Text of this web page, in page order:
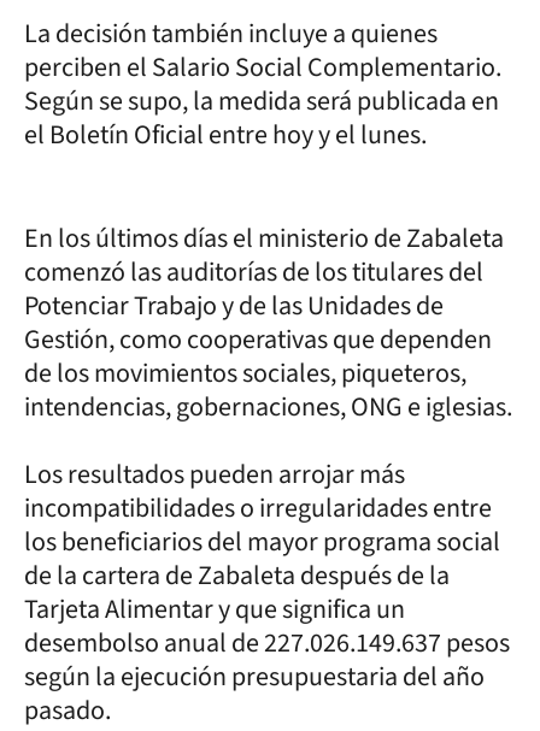
La decisión también incluye a quienes
perciben el Salario Social Complementario.
Según se supo, la medida será publicada en
el Boletín Oficial entre hoy y el lunes.
En los últimos días el ministerio de Zabaleta
comenzó las auditorías de los titulares del
Potenciar Trabajo y de las Unidades de
Gestión, como cooperativas que dependen
de los movimientos sociales, piqueteros,
intendencias, gobernaciones, ONG e iglesias.
Los resultados pueden arrojar más
incompatibilidades o irregularidades entre
los beneficiarios del mayor programa social
de la cartera de Zabaleta después de la
Tarjeta Alimentar y que significa un
desembolso anual de 227.026.149.637 pesos
según la ejecución presupuestaria del año
pasado.